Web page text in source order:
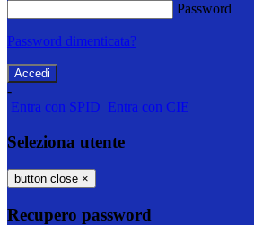
Password
Password dimenticata?
-
Entra con SPID Entra con CIE
Seleziona utente
button close ×
Recupero password